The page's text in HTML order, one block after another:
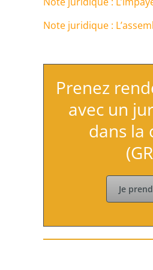
Note juridique :
Prenez
avec un
dans la
Je